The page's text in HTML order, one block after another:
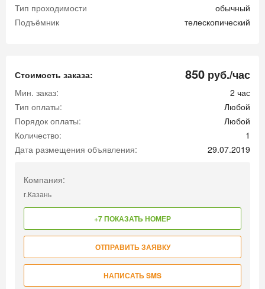
Тип проходимости
обычный
Подъёмник
телескопический
Стоимость заказа: 850 руб./час
Мин. заказ:
2 час
Тип оплаты:
Любой
Порядок оплаты:
Любой
Количество:
1
Дата размещения объявления:
29.07.2019
Компания:
г.Казань
+7 ПОКАЗАТЬ НОМЕР
ОТПРАВИТЬ ЗАЯВКУ
НАПИСАТЬ SMS